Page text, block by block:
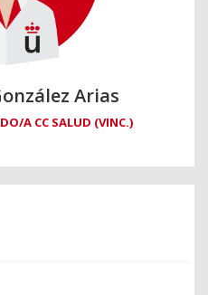
Arias
A CC SALUD (VINC.)